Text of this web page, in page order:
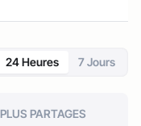
24 Heures 7 Jours
PLUS PARTAGES